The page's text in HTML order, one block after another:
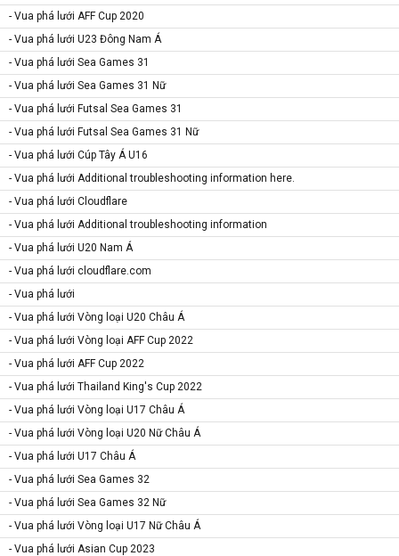
- Vua phá lưới AFF Cup 2020
- Vua phá lưới U23 Đông Nam Á
- Vua phá lưới Sea Games 31
- Vua phá lưới Sea Games 31 Nữ
- Vua phá lưới Futsal Sea Games 31
- Vua phá lưới Futsal Sea Games 31 Nữ
- Vua phá lưới Cúp Tây Á U16
- Vua phá lưới Additional troubleshooting information here.
- Vua phá lưới Cloudflare
- Vua phá lưới Additional troubleshooting information
- Vua phá lưới U20 Nam Á
- Vua phá lưới cloudflare.com
- Vua phá lưới
- Vua phá lưới Vòng loại U20 Châu Á
- Vua phá lưới Vòng loại AFF Cup 2022
- Vua phá lưới AFF Cup 2022
- Vua phá lưới Thailand King's Cup 2022
- Vua phá lưới Vòng loại U17 Châu Á
- Vua phá lưới Vòng loại U20 Nữ Châu Á
- Vua phá lưới U17 Châu Á
- Vua phá lưới Sea Games 32
- Vua phá lưới Sea Games 32 Nữ
- Vua phá lưới Vòng loại U17 Nữ Châu Á
- Vua phá lưới Asian Cup 2023